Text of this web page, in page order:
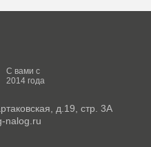
С вами с
2014 года
д.19, стр. 3А
nalog.ru